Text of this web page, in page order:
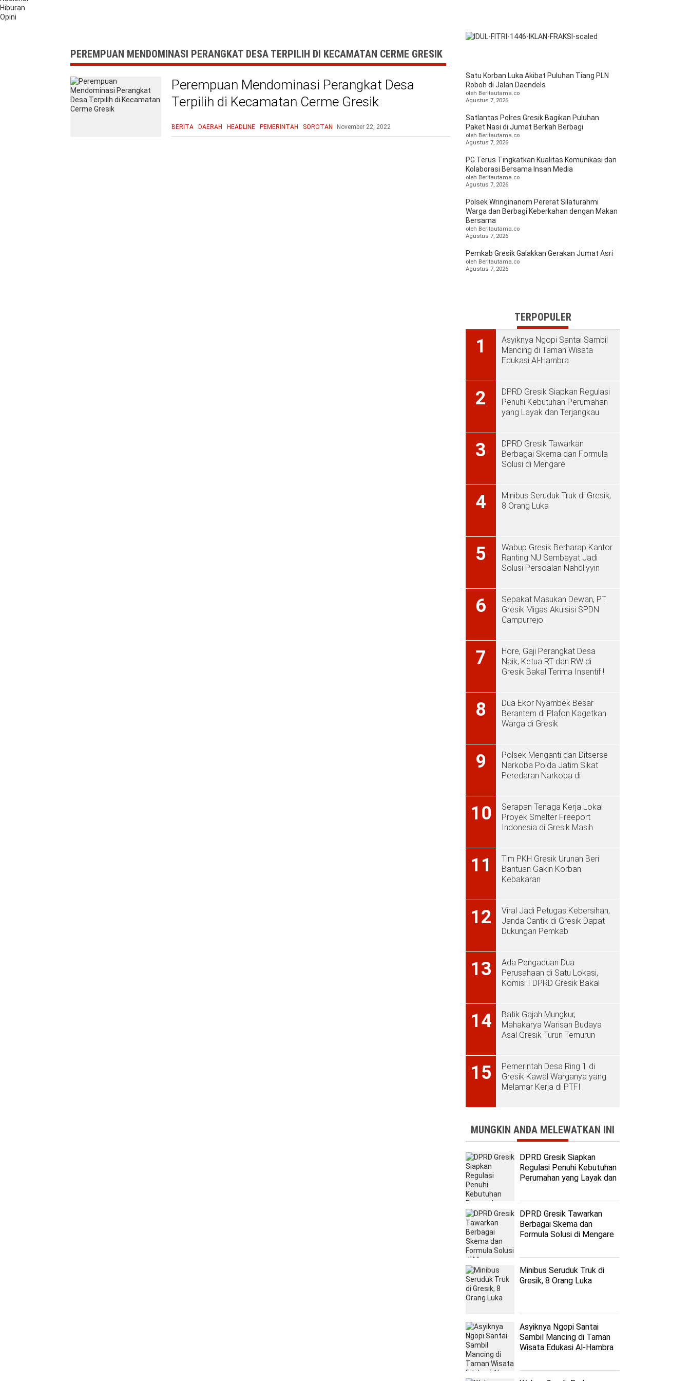
Hiburan
Opini
PEREMPUAN MENDOMINASI PERANGKAT DESA TERPILIH DI KECAMATAN CERME GRESIK
Perempuan Mendominasi Perangkat Desa
Terpilih di Kecamatan Cerme Gresik
BERITA DAERAH HEADLINE PEMERINTAH SOROTAN November 22, 2022
Satu Korban Luka Akibat Puluhan Tiang PLN
Roboh di Jalan Daendels
oleh Beritautama.co
Agustus 7, 2026
Satlantas Polres Gresik Bagikan Puluhan
Paket Nasi di Jumat Berkah Berbagi
oleh Beritautama.co
Agustus 7, 2026
PG Terus Tingkatkan Kualitas Komunikasi dan
Kolaborasi Bersama Insan Media
oleh Beritautama.co
Agustus 7, 2026
Polsek Wringinanom Pererat Silaturahmi
Warga dan Berbagi Keberkahan dengan Makan
Bersama
oleh Beritautama.co
Agustus 7, 2026
Pemkab Gresik Galakkan Gerakan Jumat Asri
oleh Beritautama.co
Agustus 7, 2026
TERPOPULER
1
Asyiknya Ngopi Santai Sambil
Mancing di Taman Wisata
Edukasi Al-Hambra
2
DPRD Gresik Siapkan Regulasi
Penuhi Kebutuhan Perumahan
yang Layak dan Terjangkau
3
DPRD Gresik Tawarkan
Berbagai Skema dan Formula
Solusi di Mengare
4
Minibus Seruduk Truk di Gresik,
8 Orang Luka
5
Wabup Gresik Berharap Kantor
Ranting NU Sembayat Jadi
Solusi Persoalan Nahdliyyin
6
Sepakat Masukan Dewan, PT
Gresik Migas Akuisisi SPDN
Campurrejo
7
Hore, Gaji Perangkat Desa
Naik, Ketua RT dan RW di
Gresik Bakal Terima Insentif !
8
Dua Ekor Nyambek Besar
Berantem di Plafon Kagetkan
Warga di Gresik
9
Polsek Menganti dan Ditserse
Narkoba Polda Jatim Sikat
Peredaran Narkoba di
10
Serapan Tenaga Kerja Lokal
Proyek Smelter Freeport
Indonesia di Gresik Masih
11
Tim PKH Gresik Urunan Beri
Bantuan Gakin Korban
Kebakaran
12
Viral Jadi Petugas Kebersihan,
Janda Cantik di Gresik Dapat
Dukungan Pemkab
13
Ada Pengaduan Dua
Perusahaan di Satu Lokasi,
Komisi I DPRD Gresik Bakal
14
Batik Gajah Mungkur,
Mahakarya Warisan Budaya
Asal Gresik Turun Temurun
15
Pemerintah Desa Ring 1 di
Gresik Kawal Warganya yang
Melamar Kerja di PTFI
MUNGKIN ANDA MELEWATKAN INI
DPRD Gresik Siapkan
Regulasi Penuhi Kebutuhan
Perumahan yang Layak dan
DPRD Gresik Tawarkan
Berbagai Skema dan
Formula Solusi di Mengare
Minibus Seruduk Truk di
Gresik, 8 Orang Luka
Asyiknya Ngopi Santai
Sambil Mancing di Taman
Wisata Edukasi Al-Hambra